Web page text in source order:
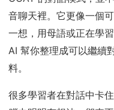
音聊天裡。它更像一個
一想，用母語或正在學
AI 幫你整理成可以繼續
料。
很多學習者在對話中卡